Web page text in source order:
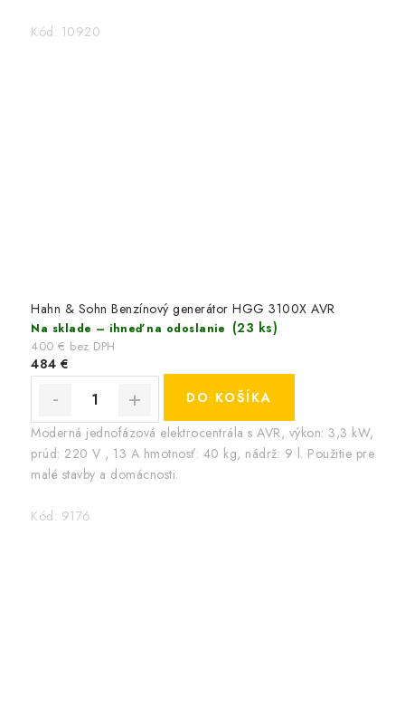
Kód: 10920
Hahn & Sohn Benzínový generátor HGG 3100X AVR
Na sklade – ihneď na odoslanie (23 ks)
400 € bez DPH
484 €
DO KOŠÍKA
Moderná jednofázová elektrocentrála s AVR, výkon: 3,3 kW,
prúd: 220 V , 13 A hmotnosť: 40 kg, nádrž: 9 l. Použitie pre
malé stavby a domácnosti.
Kód: 9176